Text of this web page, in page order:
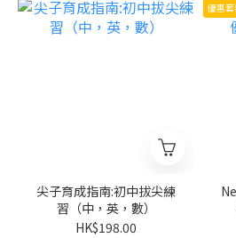
尖子育成指南:初中拔尖練
習（中，英，數）
HK$198.00
優惠